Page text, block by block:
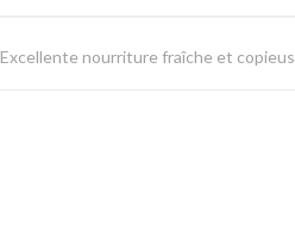
Excellente nourriture fraîche et